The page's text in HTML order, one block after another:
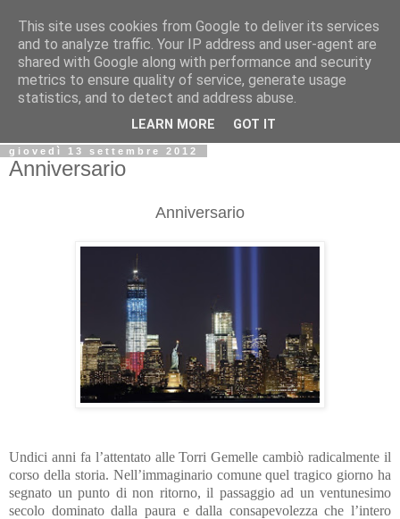
Biblio@rti in
Il Blog della Biblioteca di Area delle arti per condividere
informazioni iniziative incontri
giovedì 13 settembre 2012
Anniversario
Anniversario
Undici anni fa l’attentato alle Torri Gemelle cambiò radicalmente il
corso della storia. Nell’immaginario comune quel tragico giorno ha
segnato un punto di non ritorno, il passaggio ad un ventunesimo
secolo dominato dalla paura e dalla consapevolezza che l’intero
This site uses cookies from Google to deliver its services
and to analyze traffic. Your IP address and user-agent are
shared with Google along with performance and security
metrics to ensure quality of service, generate usage
statistics, and to detect and address abuse.
LEARN MORE GOT IT